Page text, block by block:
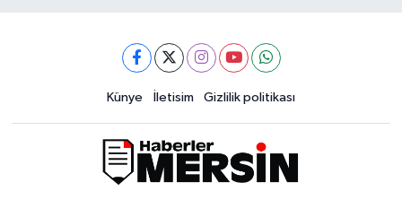
Künye İletisim Gizlilik politikası